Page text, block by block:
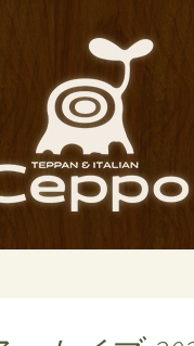
心斎橋のイ
（チェッポ
「Ceppo（チェ
パスタや讃岐
ほか、バルメ
デートにも一
たりです。